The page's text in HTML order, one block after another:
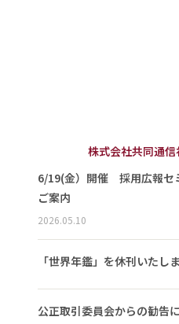
株式会社共同通
6/19(金）開催 採用広報セ
ご案内
2026.05.10
「世界年鑑」を休刊いたし
公正取引委員会からの勧告